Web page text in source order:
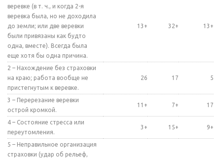
веревке (в т. ч., и когда 2-я
веревка была, но не доходила
до земли; или две веревки
были привязаны как будто
одна, вместе). Всегда была
еще хотя бы одна причина.
13+ 32+ 13+
2 – Нахождение без страховки
на краю; работа вообще не
пристегнутым к веревке.
26 17 5
3 – Перерезание веревки
острой кромкой.
11+ 7+ 17
4 – Состояние стресса или
переутомления.
3+ 15+ 9+
5 – Неправильное организация
страховки (удар об рельеф,